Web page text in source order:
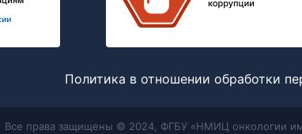
Политика в отношении обработки
Все права защищены © 2024, ФГБУ «НМИЦ онкологии